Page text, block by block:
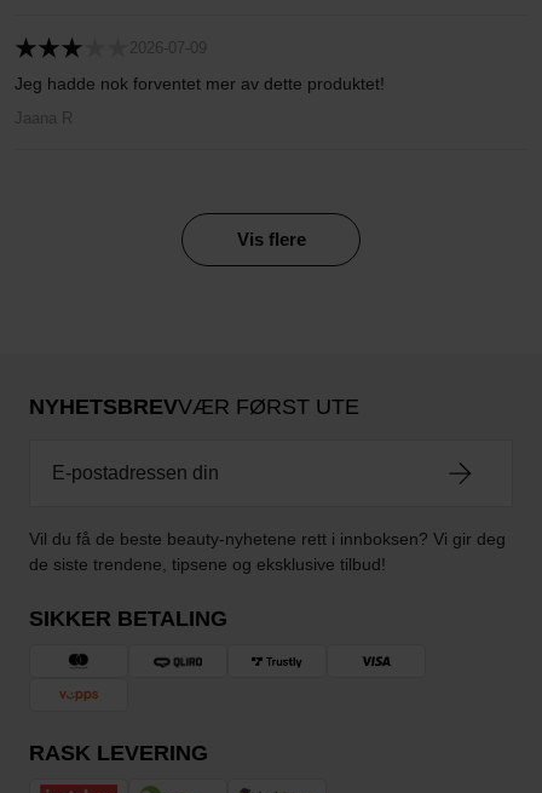
2026-07-09
Jeg hadde nok forventet mer av dette produktet!
Jaana R
Vis flere
NYHETSBREVVÆR FØRST UTE
Vil du få de beste beauty-nyhetene rett i innboksen? Vi gir deg
de siste trendene, tipsene og eksklusive tilbud!
SIKKER BETALING
RASK LEVERING